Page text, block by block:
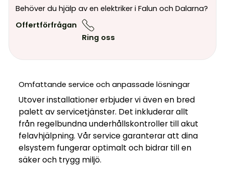
Behöver du hjälp av en elektriker i Falun och Dalarna?
Offertförfrågan
Ring oss
Omfattande service och anpassade lösningar
Utover installationer erbjuder vi även en bred
palett av servicetjänster. Det inkluderar allt
från regelbundna underhållskontroller till akut
felavhjälpning. Vår service garanterar att dina
elsystem fungerar optimalt och bidrar till en
säker och trygg miljö.